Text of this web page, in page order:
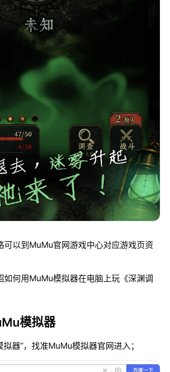
可以到MuMu官网游戏中心对应游戏页资
如何用MuMu模拟器在电脑上玩《深渊调
模拟器
器”，找准MuMu模拟器官网进入；